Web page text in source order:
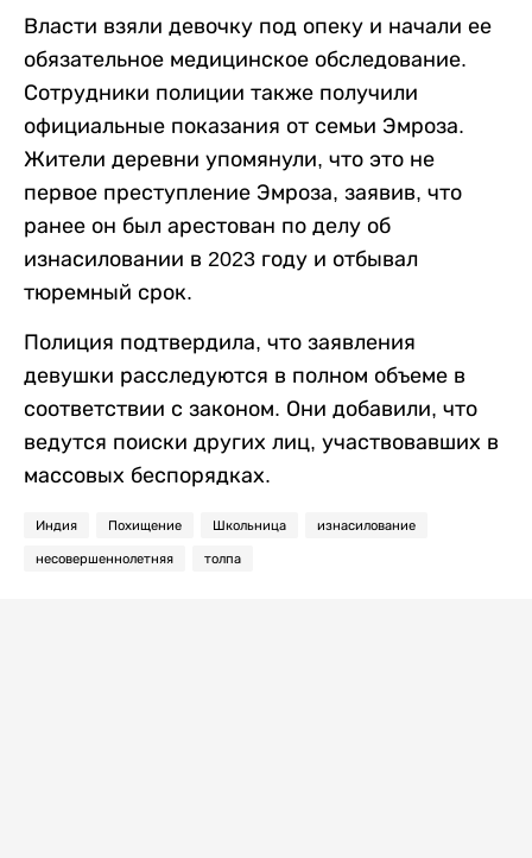
Власти взяли девочку под опеку и начали ее
обязательное медицинское обследование.
Сотрудники полиции также получили
официальные показания от семьи Эмроза.
Жители деревни упомянули, что это не
первое преступление Эмроза, заявив, что
ранее он был арестован по делу об
изнасиловании в 2023 году и отбывал
тюремный срок.
Полиция подтвердила, что заявления
девушки расследуются в полном объеме в
соответствии с законом. Они добавили, что
ведутся поиски других лиц, участвовавших в
массовых беспорядках.
Индия Похищение Школьница изнасилование
несовершеннолетняя толпа